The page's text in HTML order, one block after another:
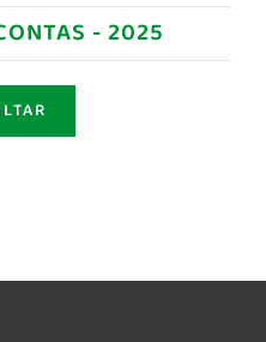
- 2025